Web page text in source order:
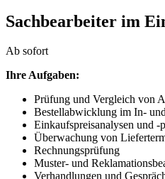
Sachbearbeiter im
Ab sofort
Ihre Aufgaben:
Prüfung und Vergleich von
Bestellabwicklung im In-
Einkaufspreisanalysen und -
Überwachung von
Rechnungsprüfung
Muster- und
Verhandlungen und